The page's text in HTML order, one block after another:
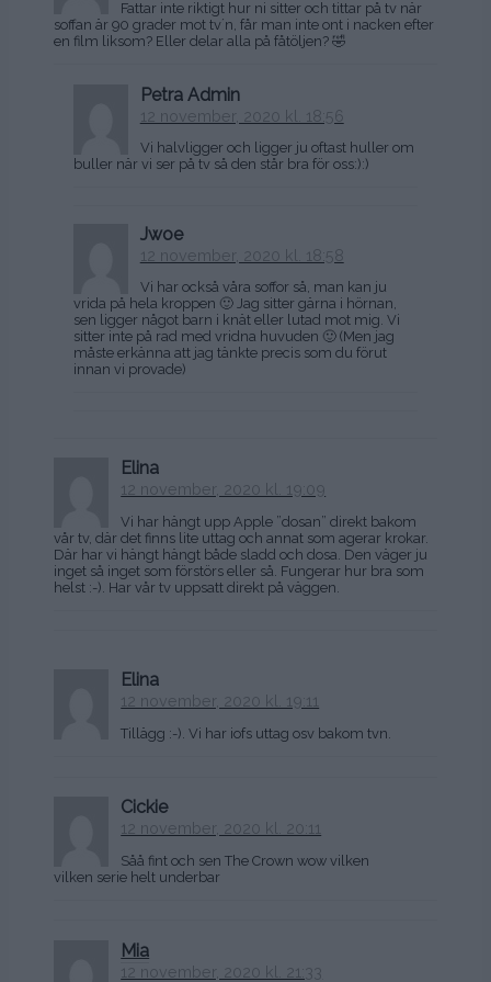
Fattar inte riktigt hur ni sitter och tittar på tv när
soffan är 90 grader mot tv´n, får man inte ont i nacken efter
en film liksom? Eller delar alla på fåtöljen? 🤣
Petra Admin
12 november, 2020 kl. 18:56
Vi halvligger och ligger ju oftast huller om
buller när vi ser på tv så den står bra för oss:):)
Jwoe
12 november, 2020 kl. 18:58
Vi har också våra soffor så, man kan ju
vrida på hela kroppen 🙂 Jag sitter gärna i hörnan,
sen ligger något barn i knät eller lutad mot mig. Vi
sitter inte på rad med vridna huvuden 🙂 (Men jag
måste erkänna att jag tänkte precis som du förut
innan vi provade)
Elina
12 november, 2020 kl. 19:09
Vi har hängt upp Apple ”dosan” direkt bakom
vår tv, där det finns lite uttag och annat som agerar krokar.
Där har vi hängt hängt både sladd och dosa. Den väger ju
inget så inget som förstörs eller så. Fungerar hur bra som
helst :-). Har vår tv uppsatt direkt på väggen.
Elina
12 november, 2020 kl. 19:11
Tillägg :-). Vi har iofs uttag osv bakom tvn.
Cickie
12 november, 2020 kl. 20:11
Såå fint och sen The Crown wow vilken
vilken serie helt underbar
Mia
12 november, 2020 kl. 21:33